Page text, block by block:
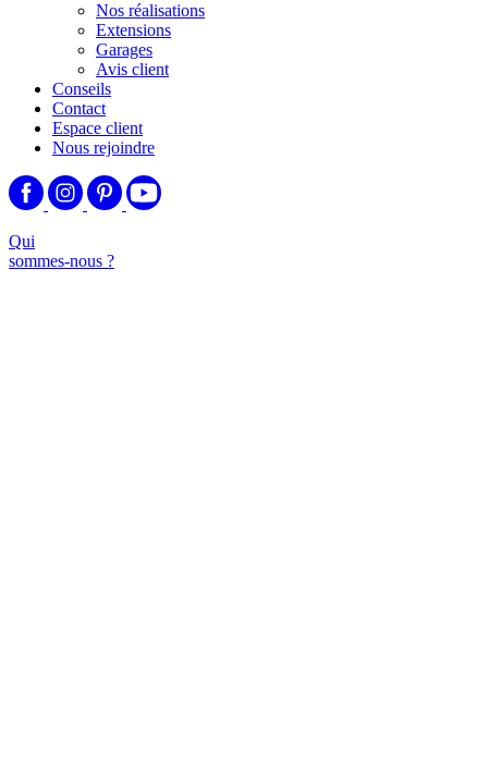
Nos réalisations
Extensions
Garages
Avis client
Conseils
Contact
Espace client
Nous rejoindre
Qui
sommes-nous ?